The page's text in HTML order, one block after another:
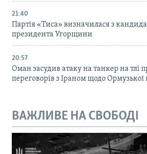
21:40
Партія «Тиса» визначилася з
президента Угорщини
20:57
Оман засудив атаку на танкер на тлі
переговорів з Іраном щодо Ормузької
ВАЖЛИВЕ НА СВОБОДІ